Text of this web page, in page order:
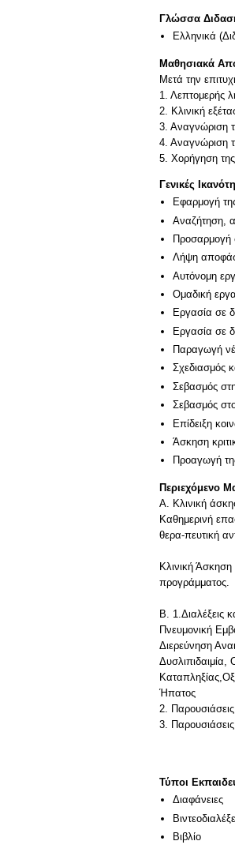
Γλώσσα
Ελληνικά
Μαθησιακά
Μετά την
1. Λεπτομερής
2. Κλινική
3. Αναγνώριση
4. Αναγνώριση
Γενικές
Εφαρμογή
Αναζήτηση,
Προσαρμογή
Λήψη
Αυτόνομη
Ομαδική
Εργασία σε
Εργασία σε
Παραγωγή
Σχεδιασμός
Σεβασμός στη
Σεβασμός
Επίδειξη
Άσκηση
Προαγωγή
Περιεχόμενο
Α. Κλινική
Καθημερινή
θερα-πευτική
Κλινική
προγράμματος.
Β. 1.Διαλέξεις
Πνευμονική
Διερεύνηση
Δυσλιπιδαιμία,
Ήπατος
2.
3.
Τύποι
Διαφάνειες
Βιβλίο